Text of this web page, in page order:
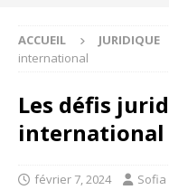
ACCUEIL JURIDIQUE
international
Les défis
international
février 7, 2024